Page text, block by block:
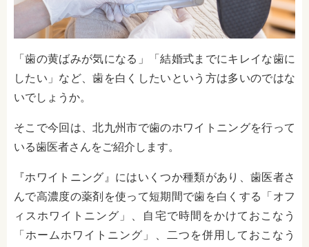
「歯の黄ばみが気になる」「結婚式までにキレイな歯に
したい」など、歯を白くしたいという方は多いのではな
いでしょうか。
そこで今回は、北九州市で歯のホワイトニングを行って
いる歯医者さんをご紹介します。
『ホワイトニング』にはいくつか種類があり、歯医者さ
んで高濃度の薬剤を使って短期間で歯を白くする「オフ
ィスホワイトニング」、自宅で時間をかけておこなう
「ホームホワイトニング」、二つを併用しておこなう